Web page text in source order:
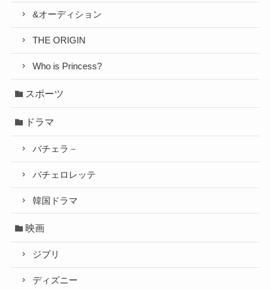
&オーディション
THE ORIGIN
Who is Princess?
スポーツ
ドラマ
バチェラ－
バチェロレッテ
韓国ドラマ
映画
ジブリ
ディズニー